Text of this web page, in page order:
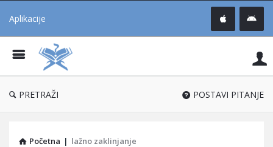
Aplikacije
®
PRETRAŽI POSTAVI PITANJE
Početna | lažno zaklinjanje